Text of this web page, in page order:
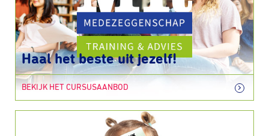
Haal het beste uit jezelf!
BEKIJK HET CURSUSAANBOD